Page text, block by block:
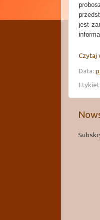
jest
Czytaj
Data: